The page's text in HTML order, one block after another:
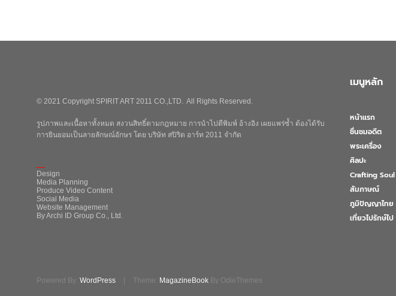
© 2021 Copyright SPIRIT ART 2011 CO.,LTD. All Rights Reserved.
รูปภาพและเนื้อหาทั้งหมด สงวนสิทธิ์ตามกฎหมาย การนำไปตีพิมพ์ อ้างอิง เผยแพร่ซ้ำ ต้องได้รับ
การยินยอมเป็นลายลักษณ์อักษร โดย บริษัท สปิริต อาร์ท 2011 จำกัด
Design
Media Planning
Produce Video Content
Social Media
Website Management
By Archi ID Group Co., Ltd.
เมนูหลัก
หน้าแรก
ชื่นชมอดีต
พระเครื่อง
ศิลปะ
Crafting Soul
สัมภาษณ์
ภูมิปัญญาไทย
เที่ยวไปรักษ์ไป
Powered By: WordPress Theme: MagazineBook By OdieThemes